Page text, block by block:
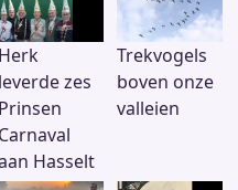
Herk
leverde zes
Prinsen
Carnaval
Hasselt
Trekvogels
boven onze
valleien